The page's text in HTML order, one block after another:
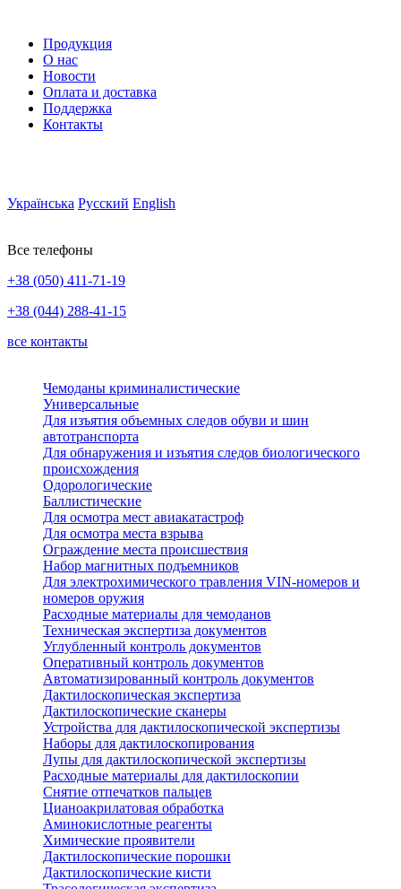
Продукция
О нас
Новости
Оплата и доставка
Поддержка
Контакты
Українська Русский English
Все телефоны
+38 (050) 411-71-19
+38 (044) 288-41-15
все контакты
Чемоданы криминалистические
Универсальные
Для изъятия объемных следов обуви и шин
автотранспорта
Для обнаружения и изъятия следов биологического
происхождения
Одорологические
Баллистические
Для осмотра мест авиакатастроф
Для осмотра места взрыва
Ограждение места происшествия
Набор магнитных подъемников
Для электрохимического травления VIN-номеров и
номеров оружия
Расходные материалы для чемоданов
Техническая экспертиза документов
Углубленный контроль документов
Оперативный контроль документов
Автоматизированный контроль документов
Дактилоскопическая экспертиза
Дактилоскопические сканеры
Устройства для дактилоскопической экспертизы
Наборы для дактилоскопирования
Лупы для дактилоскопической экспертизы
Расходные материалы для дактилоскопии
Снятие отпечатков пальцев
Цианоакрилатовая обработка
Аминокислотные реагенты
Химические проявители
Дактилоскопические порошки
Дактилоскопические кисти